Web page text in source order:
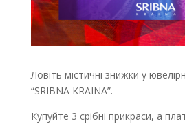
Ловіть містичні знижки у
“SRIBNA KRAINA”.
Купуйте 3 срібні прикраси, а